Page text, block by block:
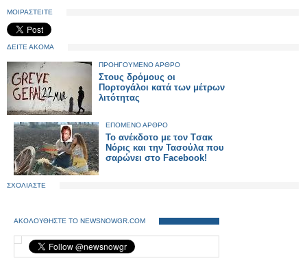
ΜΟΙΡΑΣΤΕΙΤΕ
ΔΕΙΤΕ ΑΚΟΜΑ
ΠΡΟΗΓΟΥΜΕΝΟ ΑΡΘΡΟ
Στους δρόμους οι
Πορτογάλοι κατά των μέτρων
λιτότητας
ΕΠΟΜΕΝΟ ΑΡΘΡΟ
Το ανέκδοτο με τον Tσακ
Νόρις και την Τασούλα που
σαρώνει στο Facebook!
ΣΧΟΛΙΑΣΤΕ
ΑΚΟΛΟΥΘΗΣΤΕ ΤΟ NEWSNOWGR.COM